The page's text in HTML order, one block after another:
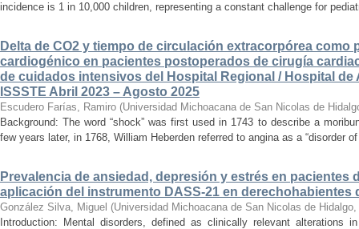
incidence is 1 in 10,000 children, representing a constant challenge for
Delta de CO2 y tiempo de circulación extracorpórea como
cardiogénico en pacientes postoperados de cirugía
de cuidados intensivos del Hospital Regional / Hospital de
ISSSTE Abril 2023 – Agosto 2025
Escudero Farías, Ramiro (Universidad Michoacana de San Nicolas de
Background: The word “shock” was first used in 1743 to describe a
few years later, in 1768, William Heberden referred to angina as a “disorder
Prevalencia de ansiedad, depresión y estrés en pacientes
aplicación del instrumento DASS-21 en derechohabientes
González Silva, Miguel (Universidad Michoacana de San Nicolas de Hidalgo,
Introduction: Mental disorders, defined as clinically relevant alterations